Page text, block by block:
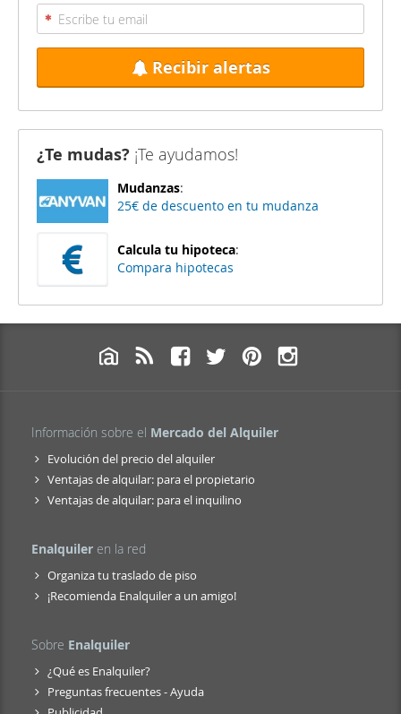
Recibir alertas
¿Te mudas? ¡Te ayudamos!
Mudanzas:
25€ de descuento en tu mudanza
Calcula tu hipoteca:
Compara hipotecas
Información sobre el Mercado del Alquiler
Evolución del precio del alquiler
Ventajas de alquilar: para el propietario
Ventajas de alquilar: para el inquilino
Enalquiler en la red
Organiza tu traslado de piso
¡Recomienda Enalquiler a un amigo!
Sobre Enalquiler
¿Qué es Enalquiler?
Preguntas frecuentes - Ayuda